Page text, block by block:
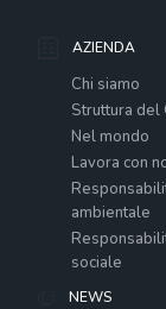
AZIENDA
Chi siamo
Struttura del
Nel mondo
Lavora con
ambientale
sociale
NEWS